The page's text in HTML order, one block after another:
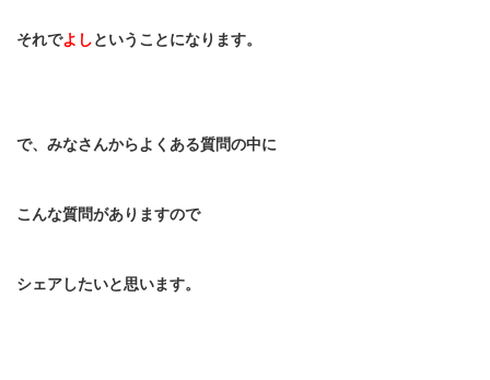
それでよしということになります。
で、みなさんからよくある質問の中に
こんな質問がありますので
シェアしたいと思います。